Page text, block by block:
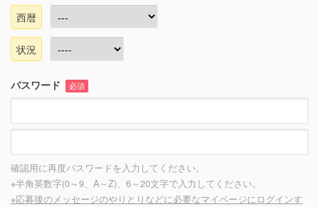
西暦
状況
パスワード 必須
確認用に再度パスワードを入力してください。
※半角英数字(0～9、A～Z)、6～20文字で入力してください。
※応募後のメッセージのやりとりなどに必要なマイページにログインす